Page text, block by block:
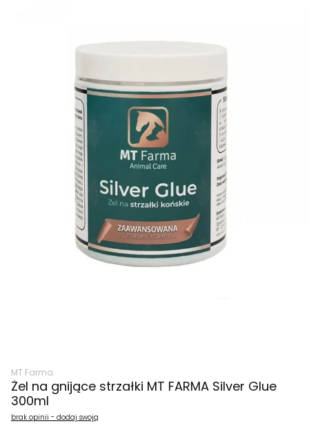
MT Farma
Żel na gnijące strzałki MT FARMA Silver Glue
300ml
brak opinii - dodaj swoją